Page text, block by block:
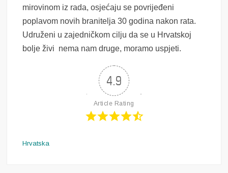
mirovinom iz rada, osjećaju se povrijeđeni
poplavom novih branitelja 30 godina nakon rata.
Udruženi u zajedničkom cilju da se u Hrvatskoj
bolje živi nema nam druge, moramo uspjeti.
4.9
Article Rating
Hrvatska